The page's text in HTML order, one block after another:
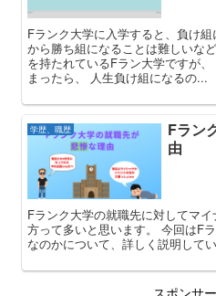
Fランク大学に入学すると、負け
から勝ち組になることは難しいな
を持たれているFラン大学ですが
まったら、 人生負け組になるの...
学歴、職歴
Fラン
由
Fランク大学の就職先に対してマ
方って多いと思います。 今回はF
なのかについて、詳しく説明してい
スポンサ